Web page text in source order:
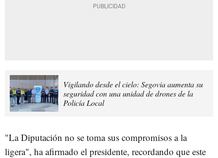
Vigilando desde el cielo: Segovia aumenta su
seguridad con una unidad de drones de la
Policía Local
"La Diputación no se toma sus compromisos a la
ligera", ha afirmado el presidente, recordando que este